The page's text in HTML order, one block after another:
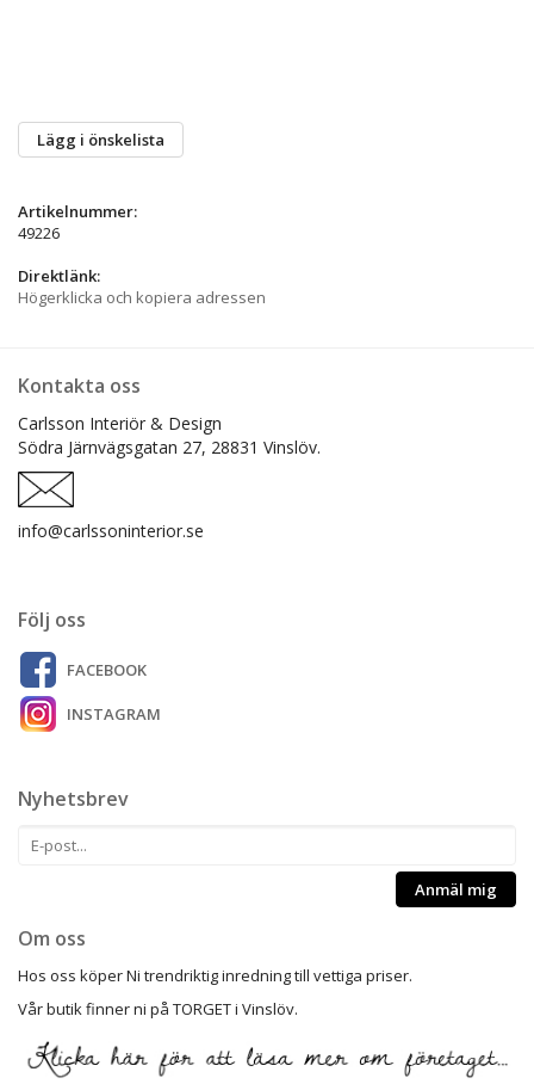
Lägg i önskelista
Artikelnummer:
49226
Direktlänk:
Högerklicka och kopiera adressen
Kontakta oss
Carlsson Interiör & Design
Södra Järnvägsgatan 27, 28831 Vinslöv.
info@carlssoninterior.se
Följ oss
FACEBOOK
INSTAGRAM
Nyhetsbrev
Anmäl mig
Om oss
Hos oss köper Ni trendriktig inredning till vettiga priser.
Vår butik finner ni på TORGET i Vinslöv.